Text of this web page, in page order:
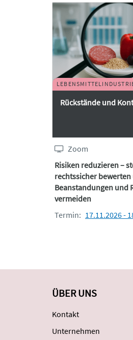
Rückstände und
Zoom
Risiken reduzieren –
rechtssicher
Beanstandungen und
vermeiden
Termin: 17.11.2026 -
ÜBER UNS
Kontakt
Unternehmen